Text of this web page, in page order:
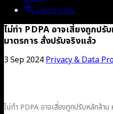
perm_phone_msgContact Sales
ไม่ทำ PDPA อาจเสี่ยงถูกปรั
มาตรการ สั่งปรับจริงแล้ว
3 Sep 2024Privacy & Data
ไม่ทำ PDPA อาจเสี่ยงถูกปรับหลักล้า